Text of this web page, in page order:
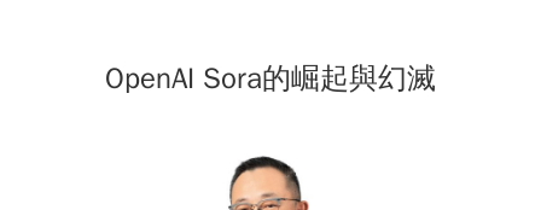
OpenAI Sora的崛起與幻滅